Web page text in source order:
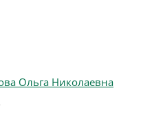
Ольга Николаевна